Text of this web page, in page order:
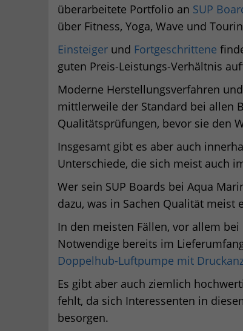
überarbeitete Portfolio an SUP
über Fitness, Yoga, Wave und
Einsteigerund Fortgeschrittene
guten Preis-Leistungs-Verhältnis
Moderne Herstellungsverfahren
mittlerweile der Standard bei allen
Qualitätsprüfungen, bevor sie den
Insgesamt gibt es aber auch
Unterschiede, die sich meist auch
Wer sein SUP Boards bei Aqua
dazu, was in Sachen Qualität
In den meisten Fällen, vor allem
Notwendige bereits im
Doppelhub-Luftpumpe mit
Es gibt aber auch ziemlich
fehlt, da sich Interessenten in
besorgen.